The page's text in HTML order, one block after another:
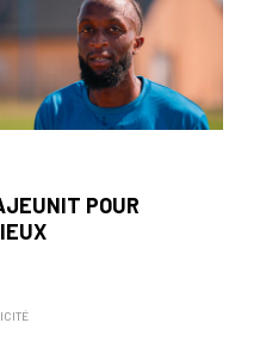
POUR